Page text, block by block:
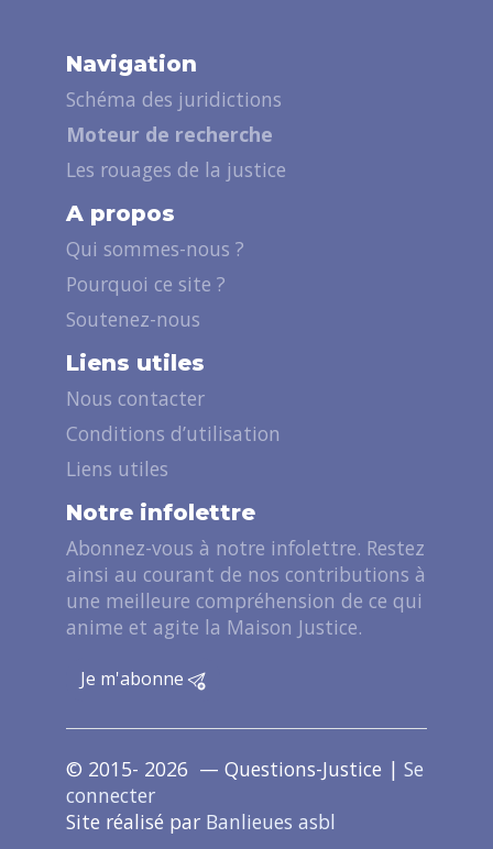
Navigation
Schéma des juridictions
Moteur de recherche
Les rouages de la justice
A propos
Qui sommes-nous ?
Pourquoi ce site ?
Soutenez-nous
Liens utiles
Nous contacter
Conditions d’utilisation
Liens utiles
Notre infolettre
Abonnez-vous à notre infolettre. Restez
ainsi au courant de nos contributions à
une meilleure compréhension de ce qui
anime et agite la Maison Justice.
Je m'abonne
© 2015- 2026 — Questions-Justice | Se
connecter
Site réalisé par Banlieues asbl